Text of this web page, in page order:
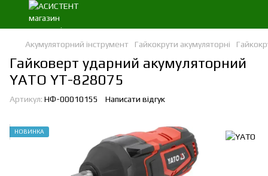
Акумуляторний інструмент Гайкокрути акумуляторні
Гайковерт ударний акумуляторний
YATO YT-828075
Артикул: НФ-00010155 Написати відгук
НОВИНКА